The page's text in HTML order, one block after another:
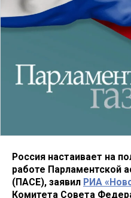
Россия настаивает на
работе Парламентской
(ПАСЕ), заявил РИА
Комитета Совета